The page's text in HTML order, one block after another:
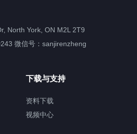
序费用
North York, ON M2L 2T9
微信号：sanjirenzheng
下载与支持
资料下载
视频中心